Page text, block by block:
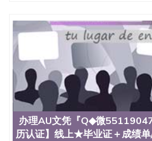
名综合性公立大学，它以极高
茅的毕业薪资，浓厚的多元化
教育质量，被《福克斯》杂志
合性大学，每年有来自世界各
生前往求学。 至今，这是一所
位、声誉、实习机会和影响力
誉为美国本科教育质量的核心
计系更是在当今美国大学教学
业生大多可以在其所处地域的
机会。许多硅谷公司甚至在学
办理AU文凭『Q◆微
历认证】线上★毕业证＋成绩单